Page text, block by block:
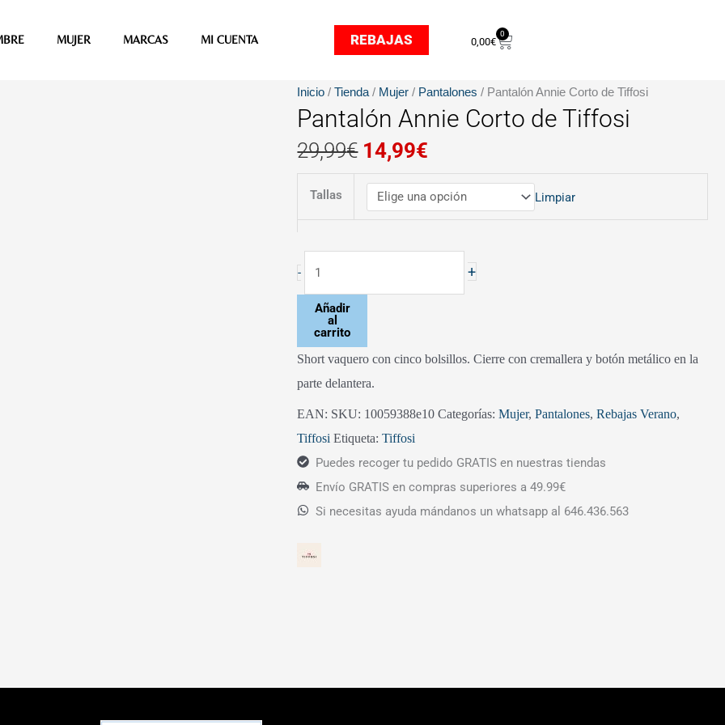
MUJER MARCAS MI CUENTA REBAJAS 0,00€
0
Carrito
Inicio /Tienda / Mujer / Pantalones / Pantalón Annie Corto de Tiffosi
Pantalón Annie Corto de Tiffosi
29,99€
El
precio
original
era:
29,99€.
14,99€
El
precio
14,99€.
Tallas Limpiar
-
Pantalón
Annie
Corto
Tiffosi
+
Añadir
al
carrito
Short vaquero con cinco bolsillos. Cierre con cremallera y botón metálico en la
parte delantera.
EAN: SKU: 10059388e10 Categorías:Mujer,Pantalones,Rebajas Verano,
Tiffosi Etiqueta:Tiffosi
Puedes recoger tu pedido GRATIS en nuestras tiendas
Envío GRATIS en compras superiores a 49.99€
Si necesitas ayuda mándanos un whatsapp al 646.436.563